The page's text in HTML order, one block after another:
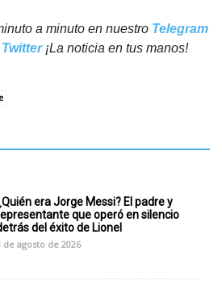
a minuto en nuestro Telegram
Twitter¡La noticia en tus manos!
era Jorge Messi? El padre y
que operó en silencio
del éxito de Lionel
de agosto de 2026